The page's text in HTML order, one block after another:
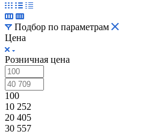
Подбор по параметрам
Цена
Розничная цена
100
10 252
20 405
30 557